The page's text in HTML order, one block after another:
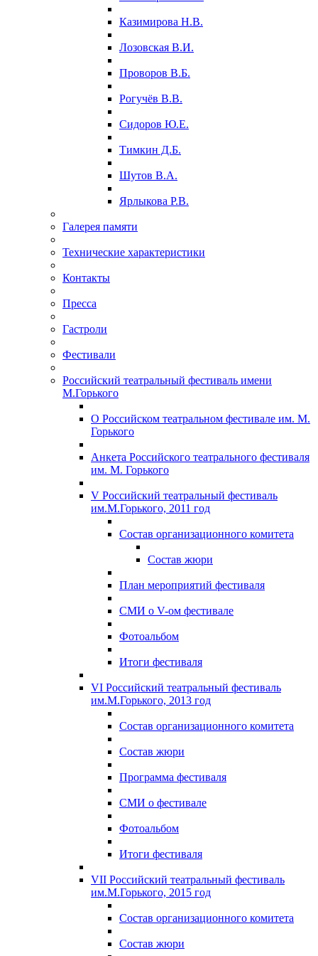
Казимирова Н.В.
Лозовская В.И.
Проворов В.Б.
Рогучёв В.В.
Сидоров Ю.Е.
Тимкин Д.Б.
Шутов В.А.
Ярлыкова Р.В.
Галерея памяти
Технические характеристики
Контакты
Пресса
Гастроли
Фестивали
Российский театральный фестиваль имени
М.Горького
О Российском театральном фестивале им. М.
Горького
Анкета Российского театрального фестиваля
им. М. Горького
V Российский театральный фестиваль
им.М.Горького, 2011 год
Состав организационного комитета
Состав жюри
План мероприятий фестиваля
СМИ о V-ом фестивале
Фотоальбом
Итоги фестиваля
VI Российский театральный фестиваль
им.М.Горького, 2013 год
Состав организационного комитета
Состав жюри
Программа фестиваля
СМИ о фестивале
Фотоальбом
Итоги фестиваля
VII Российский театральный фестиваль
им.М.Горького, 2015 год
Состав организационного комитета
Состав жюри